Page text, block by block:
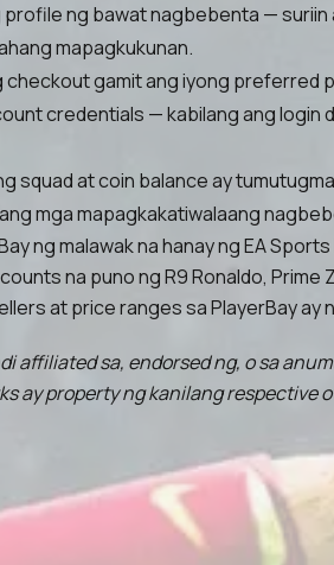
profile ng bawat nagbebenta —
mapagkukunan.
checkout gamit ang iyong preferred
credentials — kabilang ang login
squad at coin balance ay
mga mapagkakatiwalaang
ng malawak na hanay ng EA
na puno ng R9 Ronaldo,
at price ranges sa PlayerBay
affiliated sa, endorsed ng, o sa
ay property ng kanilang respective